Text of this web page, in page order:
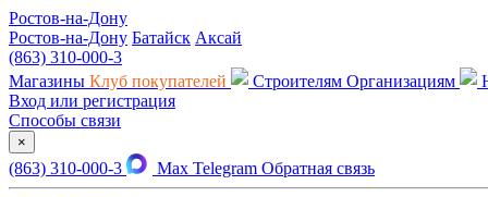
Ростов-на-Дону
Ростов-на-Дону Батайск Аксай
(863) 310-000-3
Магазины Клуб покупателей Строителям Организациям
Вход или регистрация
Способы связи
×
(863) 310-000-3 Max Telegram Обратная связь